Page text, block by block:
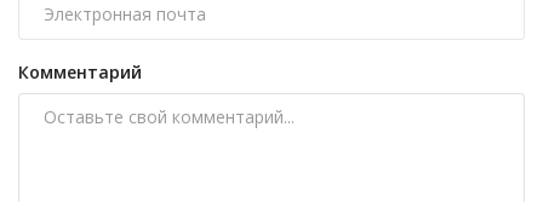
Комментарий